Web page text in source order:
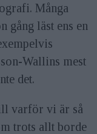
Många
gång läst ens en
Wallins mest
det.
varför vi är så
trots allt borde